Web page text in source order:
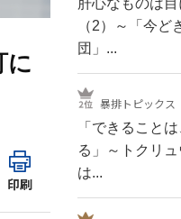
に
印刷
肝心なものは
（2）～「今ど
団」...
暴排トピックス
「できること
る」～トクリ
は...